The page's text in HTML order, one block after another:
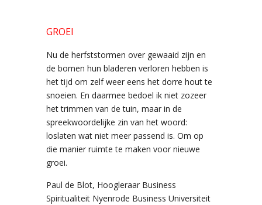
GROEI
Nu de herfststormen over gewaaid zijn en
de bomen hun bladeren verloren hebben is
het tijd om zelf weer eens het dorre hout te
snoeien. En daarmee bedoel ik niet zozeer
het trimmen van de tuin, maar in de
spreekwoordelijke zin van het woord:
loslaten wat niet meer passend is. Om op
die manier ruimte te maken voor nieuwe
groei.
Paul de Blot, Hoogleraar Business
Spiritualiteit Nyenrode Business Universiteit